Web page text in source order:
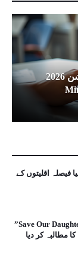
حکومتِ پنجاب اقلیتی کارڈ آن لائن رجسٹریشن 2026
فیصلہ اقلیتوں کے
اقوام متحدہ ہیڈکوارٹر کے سامنے “Save Our Daughters”
مطالبہ کر دیا